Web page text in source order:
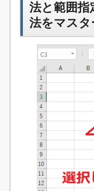
法と範囲指
法をマスタ